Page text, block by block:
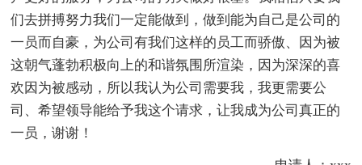
们去拼搏努力我们一定能做到，做到能为自己是公司的
一员而自豪，为公司有我们这样的员工而骄傲、因为被
这朝气蓬勃积极向上的和谐氛围所渲染，因为深深的喜
欢因为被感动，所以我认为公司需要我，我更需要公
司、希望领导能给予我这个请求，让我成为公司真正的
一员，谢谢！